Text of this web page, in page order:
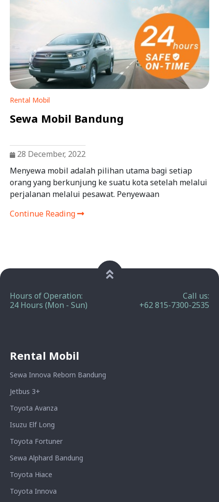
Rental Mobil
Sewa Mobil Bandung
28 December, 2022
Menyewa mobil adalah pilihan utama bagi setiap
orang yang berkunjung ke suatu kota setelah melalui
perjalanan melalui pesawat. Penyewaan
Continue Reading
Hours of Operation:
24 Hours (Mon - Sun)
Call us:
+62 815-7300-2535
Rental Mobil
Sewa Innova Reborn Bandung
Jetbus 3+
Toyota Avanza
Isuzu Elf Long
Toyota Fortuner
Sewa Alphard Bandung
Toyota Hiace
Toyota Innova